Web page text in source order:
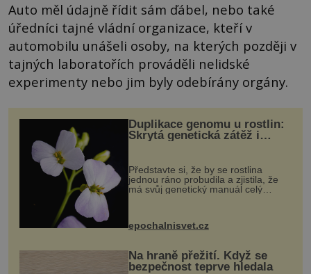
Auto měl údajně řídit sám ďábel, nebo také
úředníci tajné vládní organizace, kteří v
automobilu unášeli osoby, na kterých později v
tajných laboratořích prováděli nelidské
experimenty nebo jim byly odebírány orgány.
Duplikace genomu u rostlin:
Skrytá genetická zátěž i
Představte si, že by se rostlina
jednou ráno probudila a zjistila, že
má svůj genetický manuál celý
vstupenka...
epochalnisvet.cz
Na hraně přežití. Když se
bezpečnost teprve hledala